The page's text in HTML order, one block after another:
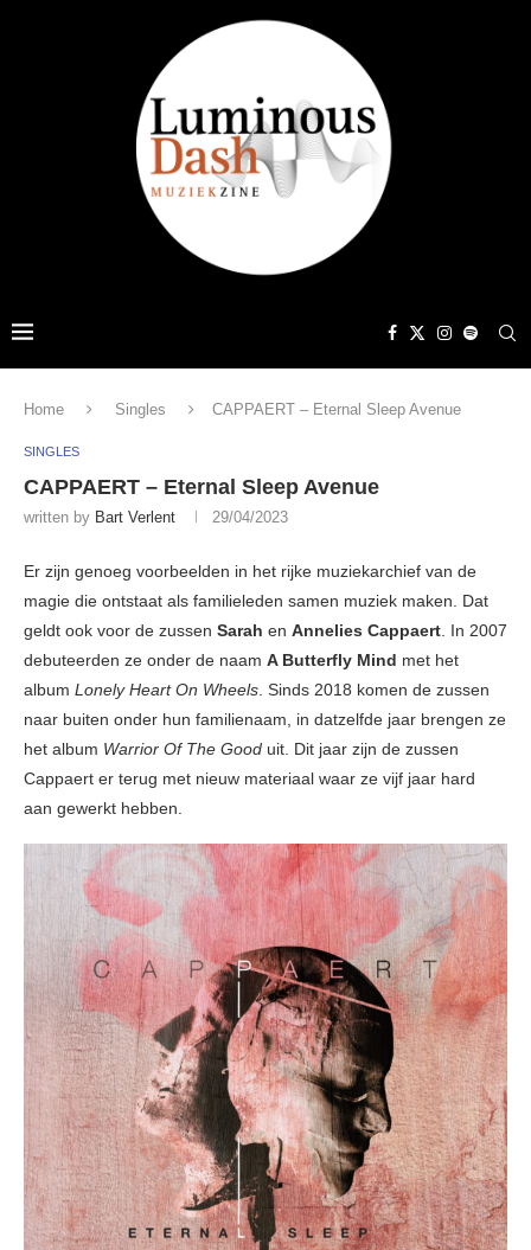
Home Singles CAPPAERT – Eternal Sleep Avenue
SINGLES
CAPPAERT – Eternal Sleep Avenue
written by Bart Verlent 29/04/2023
Er zijn genoeg voorbeelden in het rijke muziekarchief van de
magie die ontstaat als familieleden samen muziek maken. Dat
geldt ook voor de zussen Sarah en Annelies Cappaert. In 2007
debuteerden ze onder de naam A Butterfly Mind met het
album Lonely Heart On Wheels. Sinds 2018 komen de zussen
naar buiten onder hun familienaam, in datzelfde jaar brengen ze
het album Warrior Of The Good uit. Dit jaar zijn de zussen
Cappaert er terug met nieuw materiaal waar ze vijf jaar hard
aan gewerkt hebben.